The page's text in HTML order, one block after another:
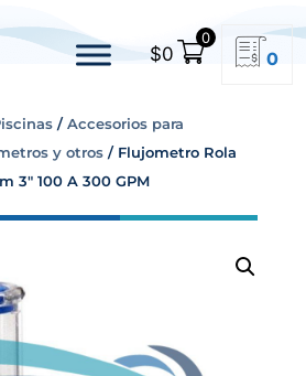
$0
0
0
/Accesorios para
y otros/ Flujometro Rola
3″ 100 A 300 GPM